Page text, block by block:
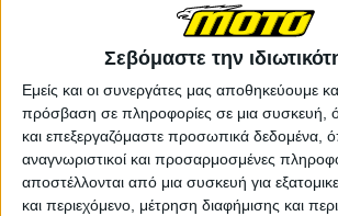
Σεβόμαστε την
Εμείς και οι συνεργάτες μας αποθηκεύουμε
πρόσβαση σε πληροφορίες σε μια συσκευή,
και επεξεργαζόμαστε προσωπικά δεδομένα,
αναγνωριστικοί και προσαρμοσμένες
αποστέλλονται από μια συσκευή για
και περιεχόμενο, μέτρηση διαφήμισης και